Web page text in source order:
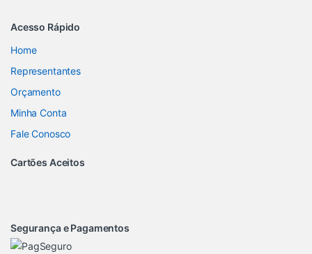
Acesso Rápido
Home
Representantes
Orçamento
Minha Conta
Fale Conosco
Cartões Aceitos
Segurança e Pagamentos